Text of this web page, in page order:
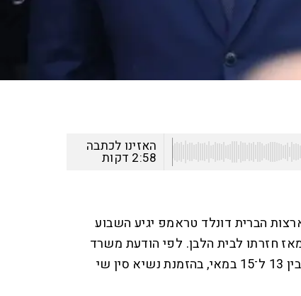
האזינו לכתבה
2:58 דקות
הברית דונלד טראמפ יגיע השבוע
חזרתו לבית הלבן. לפי הודעת משרד
החוץ הסיני, טראמפ יבקר במדינה בין 13 ל־15 במאי, בהזמנת נשיא סין שי